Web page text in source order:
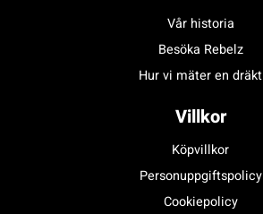
Vår historia
Besöka Rebelz
Hur vi mäter en dräkt
Villkor
Köpvillkor
Personuppgiftspolicy
Cookiepolicy